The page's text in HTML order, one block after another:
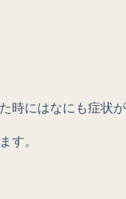
時にはなにも症状が
す。